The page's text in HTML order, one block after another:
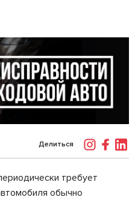
Делиться
требует
обычно